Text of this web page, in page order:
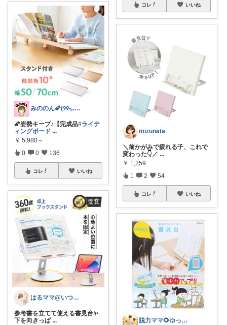
みののん🌠(୨୧•͈ᴗ•͈)感謝♡
🌠姿勢キープ♪【完成品#ライテ
ィングボード ...
￥ 5,980～
0 0 136
コレ いいね
はるママ@いつもありがとうございます🌸
参考書を立てて使える書見台✨
下を向きっぱ ...
コレ いいね
mizunata
＼前かがみで疲れる子、これで
変わった👇／ ...
￥ 1,259
1 2 54
コレ いいね
脱力ママ🌻ゆっぴ|肩の力を抜く暮らし